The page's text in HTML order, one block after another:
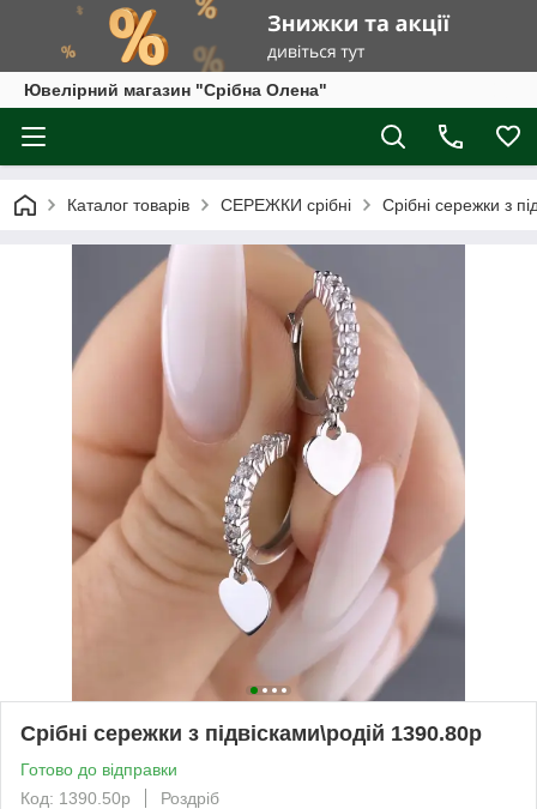
Ювелірний магазин "Срібна Олена"
Каталог товарів СЕРЕЖКИ срібні Срібні сережки з
Срібні сережки з підвісками\родій 1390.80р
Готово до відправки
Код: 1390.50р
Роздріб